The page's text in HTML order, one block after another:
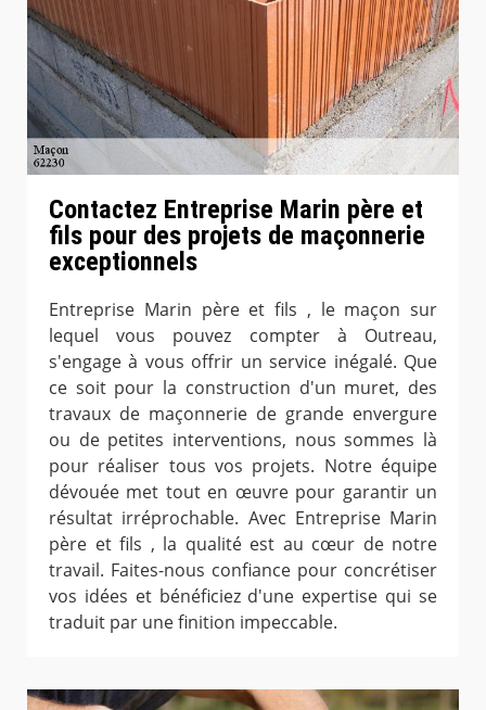
Contactez Entreprise Marin père et
fils pour des projets de maçonnerie
exceptionnels
Entreprise Marin père et fils , le maçon sur
lequel vous pouvez compter à Outreau,
s'engage à vous offrir un service inégalé. Que
ce soit pour la construction d'un muret, des
travaux de maçonnerie de grande envergure
ou de petites interventions, nous sommes là
pour réaliser tous vos projets. Notre équipe
dévouée met tout en œuvre pour garantir un
résultat irréprochable. Avec Entreprise Marin
père et fils , la qualité est au cœur de notre
travail. Faites-nous confiance pour concrétiser
vos idées et bénéficiez d'une expertise qui se
traduit par une finition impeccable.